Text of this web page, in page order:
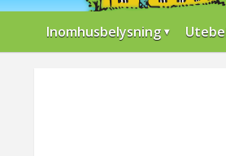
Inomhusbelysning